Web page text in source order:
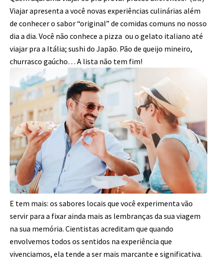
Viajar apresenta a você novas experiências culinárias além
de conhecer o sabor “original” de comidas comuns no nosso
dia a dia. Você não conhece a pizza ou o gelato italiano até
viajar pra a Itália; sushi do Japão. Pão de queijo mineiro,
churrasco gaúcho… A lista não tem fim!
E tem mais: os sabores locais que você experimenta vão
servir para a fixar ainda mais as lembranças da sua viagem
na sua memória. Cientistas acreditam que quando
envolvemos todos os sentidos na experiência que
vivenciamos, ela tende a ser mais marcante e significativa.